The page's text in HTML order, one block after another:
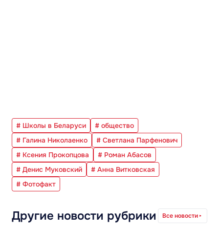
# Школы в Беларуси
# общество
# Галина Николаенко
# Светлана Парфенович
# Ксения Прокопцова
# Роман Абасов
# Денис Муковский
# Анна Витковская
# Фотофакт
Другие новости рубрики Все новости